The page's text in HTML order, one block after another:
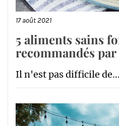
17 août 2021
5 aliments sains
recommandés par
Il n'est pas difficile de...